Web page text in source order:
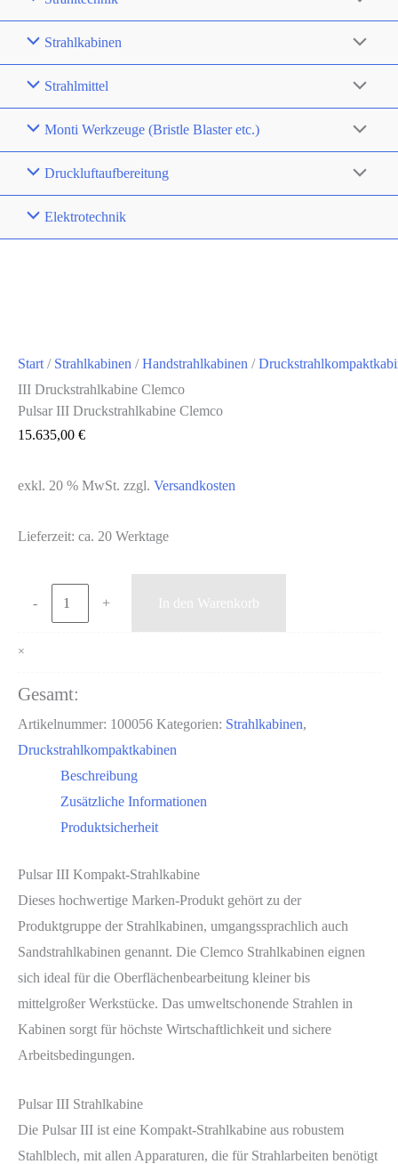
Strahlkabinen
Strahlmittel
Monti Werkzeuge (Bristle Blaster etc.)
Druckluftaufbereitung
Elektrotechnik
Start / Strahlkabinen /Handstrahlkabinen /
III Druckstrahlkabine Clemco
Pulsar III Druckstrahlkabine Clemco
15.635,00 €
exkl. 20 % MwSt. zzgl. Versandkosten
Lieferzeit: ca. 20 Werktage
-
Druckstrahlkabine
Menge
+ In den Warenkorb
×
Gesamt:
Artikelnummer: 100056 Kategorien: Strahlkabinen,
Druckstrahlkompaktkabinen
Beschreibung
Zusätzliche Informationen
Produktsicherheit
Pulsar III Kompakt-Strahlkabine
Dieses hochwertige Marken-Produkt gehört zu der
Produktgruppe der Strahlkabinen, umgangssprachlich auch
Sandstrahlkabinen genannt. Die Clemco Strahlkabinen eignen
sich ideal für die Oberflächenbearbeitung kleiner bis
mittelgroßer Werkstücke. Das umweltschonende Strahlen in
Kabinen sorgt für höchste Wirtschaftlichkeit und sichere
Arbeitsbedingungen.
Pulsar III Strahlkabine
Die Pulsar III ist eine Kompakt-Strahlkabine aus robustem
Stahlblech, mit allen Apparaturen, die für Strahlarbeiten benötigt